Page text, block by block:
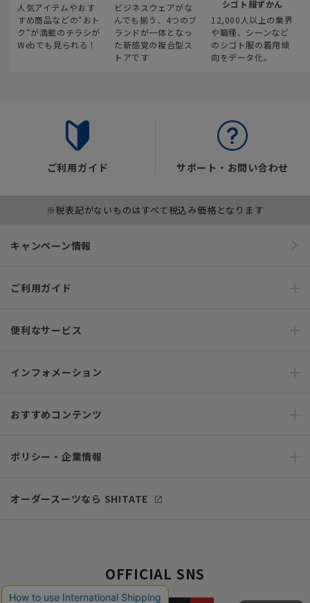
人気アイテムやおす
すめ商品などの“おト
ク“が満載のチラシが
Webでも見られる！
ビジネスウェアがな
んでも揃う、4つのブ
ランドが一体となっ
た新感覚の複合型ス
トアです
シゴト服ずかん
12,000人以上の業界
や職種、シーンなど
のシゴト服の着用傾
向をデータ化。
ご利用ガイド サポート・お問い合わせ
※税表記がないものはすべて税込み価格となります
キャンペーン情報
ご利用ガイド
便利なサービス
インフォメーション
おすすめコンテンツ
ポリシー・企業情報
オーダースーツなら SHITATE
OFFICIAL SNS